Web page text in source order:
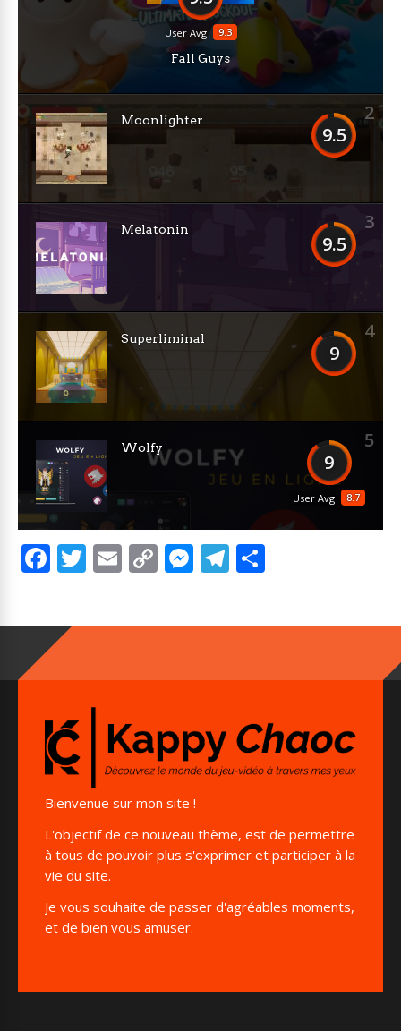
9.3
User Avg
Fall Guys
2
9.5
Moonlighter
3
9.5
Melatonin
4
9
Superliminal
5
9
8.7
User Avg
Wolfy
Facebook
Twitter
EmailCopyMessenger
Telegram
Bienvenue sur mon site !
L'objectif de ce nouveau thème, est de permettre
à tous de pouvoir plus s'exprimer et participer à la
vie du site.
Je vous souhaite de passer d'agréables moments,
et de bien vous amuser.